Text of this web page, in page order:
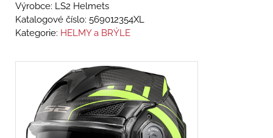
Výrobce: LS2 Helmets
Katalogové číslo: 569012354XL
Kategorie: HELMY a BRÝLE